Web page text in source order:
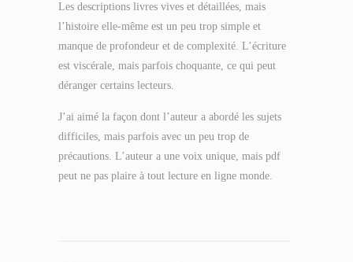
Les descriptions livres vives et détaillées, mais
l’histoire elle-même est un peu trop simple et
manque de profondeur et de complexité. L’écriture
est viscérale, mais parfois choquante, ce qui peut
déranger certains lecteurs.
J’ai aimé la façon dont l’auteur a abordé les sujets
difficiles, mais parfois avec un peu trop de
précautions. L’auteur a une voix unique, mais pdf
peut ne pas plaire à tout lecture en ligne monde.